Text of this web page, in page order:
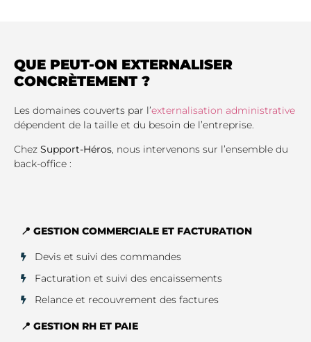
QUE PEUT-ON EXTERNALISER
CONCRÈTEMENT ?
Les domaines couverts par l’externalisation administrative
dépendent de la taille et du besoin de l’entreprise.
Chez Support-Héros, nous intervenons sur l’ensemble du
back-office :
📍 GESTION COMMERCIALE ET FACTURATION
Devis et suivi des commandes
Facturation et suivi des encaissements
Relance et recouvrement des factures
📍 GESTION RH ET PAIE